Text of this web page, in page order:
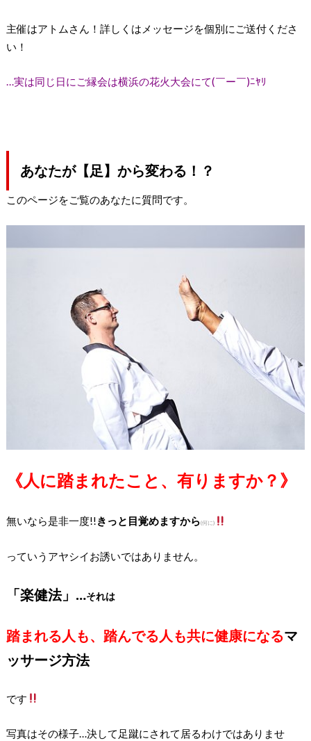
主催はアトムさん！詳しくはメッセージを個別にご送付くださ
い！
…実は同じ日にご縁会は横浜の花火大会にて(￣ー￣)ﾆﾔﾘ
あなたが【足】から変わる！？
このページをご覧のあなたに質問です。
《人に踏まれたこと、有りますか？》
無いなら是非一度!!きっと目覚めますから(何に)
っていうアヤシイお誘いではありません。
「楽健法」…それは
踏まれる人も、踏んでる人も共に健康になるマ
ッサージ方法
です
写真はその様子…決して足蹴にされて居るわけではありませ